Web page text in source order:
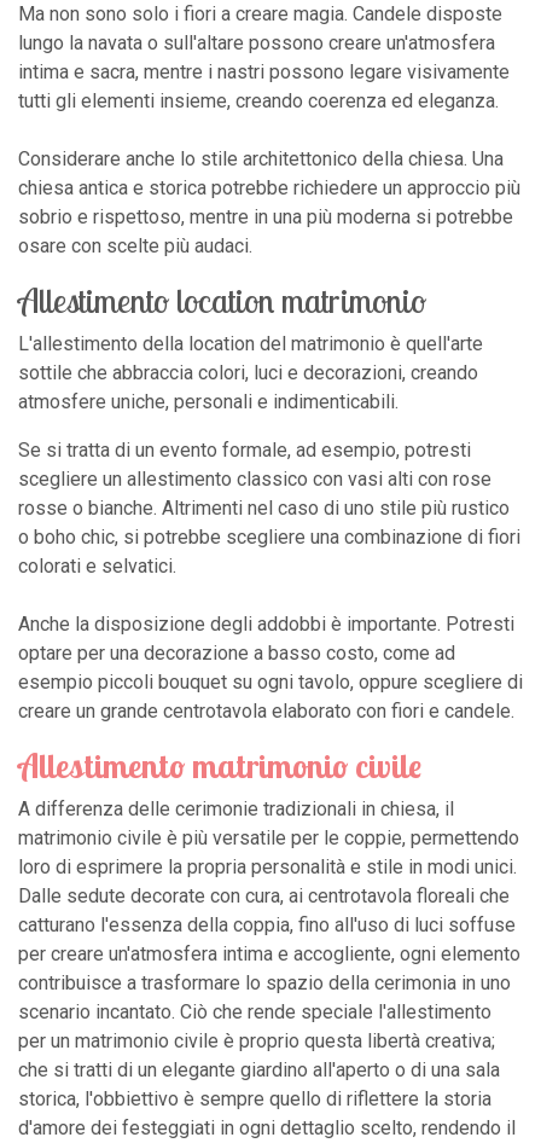
Ma non sono solo i fiori a creare magia. Candele disposte
lungo la navata o sull'altare possono creare un'atmosfera
intima e sacra, mentre i nastri possono legare visivamente
tutti gli elementi insieme, creando coerenza ed eleganza.
Considerare anche lo stile architettonico della chiesa. Una
chiesa antica e storica potrebbe richiedere un approccio più
sobrio e rispettoso, mentre in una più moderna si potrebbe
osare con scelte più audaci.
Allestimento location matrimonio
L'allestimento della location del matrimonio è quell'arte
sottile che abbraccia colori, luci e decorazioni, creando
atmosfere uniche, personali e indimenticabili.
Se si tratta di un evento formale, ad esempio, potresti
scegliere un allestimento classico con vasi alti con rose
rosse o bianche. Altrimenti nel caso di uno stile più rustico
o boho chic, si potrebbe scegliere una combinazione di fiori
colorati e selvatici.
Anche la disposizione degli addobbi è importante. Potresti
optare per una decorazione a basso costo, come ad
esempio piccoli bouquet su ogni tavolo, oppure scegliere di
creare un grande centrotavola elaborato con fiori e candele.
Allestimento matrimonio civile
A differenza delle cerimonie tradizionali in chiesa, il
matrimonio civile è più versatile per le coppie, permettendo
loro di esprimere la propria personalità e stile in modi unici.
Dalle sedute decorate con cura, ai centrotavola floreali che
catturano l'essenza della coppia, fino all'uso di luci soffuse
per creare un'atmosfera intima e accogliente, ogni elemento
contribuisce a trasformare lo spazio della cerimonia in uno
scenario incantato. Ciò che rende speciale l'allestimento
per un matrimonio civile è proprio questa libertà creativa;
che si tratti di un elegante giardino all'aperto o di una sala
storica, l'obbiettivo è sempre quello di riflettere la storia
d'amore dei festeggiati in ogni dettaglio scelto, rendendo il